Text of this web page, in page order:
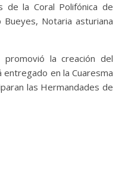
de la Coral Polifónica de
Bueyes, Notaria asturiana
la creación del
en la Cuaresma
las Hermandades de